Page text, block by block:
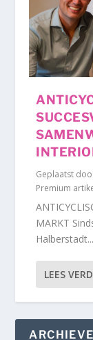
Geplaatst
Premium
MARKT
Halberstadt...
LEES